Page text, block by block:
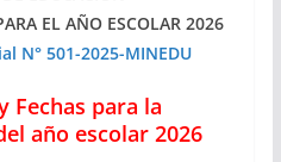
EL AÑO ESCOLAR 2026
N° 501-2025-MINEDU
Fechas para la
año escolar 2026